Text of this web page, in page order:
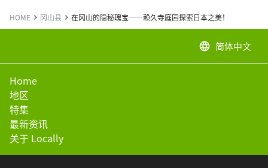
HOME 冈山县 在冈山的隐秘瑰宝——赖久寺庭园探索日本之美！
language 简体中文
Home
地区
特集
最新资讯
关于 Locally